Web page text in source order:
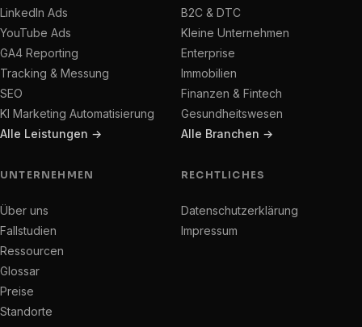
LinkedIn Ads
YouTube Ads
GA4 Reporting
Tracking & Messung
SEO
KI Marketing Automatisierung
Alle Leistungen →
B2C & DTC
Kleine Unternehmen
Enterprise
Immobilien
Finanzen & Fintech
Gesundheitswesen
Alle Branchen →
UNTERNEHMEN
Über uns
Fallstudien
Ressourcen
Glossar
Preise
Standorte
RECHTLICHES
Datenschutzerklärung
Impressum